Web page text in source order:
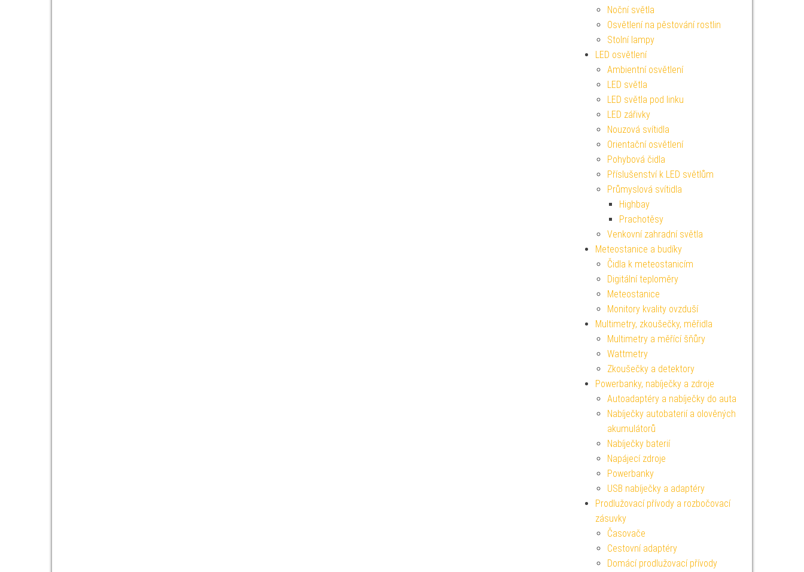
Noční světla
Osvětlení na pěstování rostlin
Stolní lampy
LED osvětlení
Ambientní osvětlení
LED světla
LED světla pod linku
LED zářivky
Nouzová svítidla
Orientační osvětlení
Pohybová čidla
Příslušenství k LED světlům
Průmyslová svítidla
Highbay
Prachotěsy
Venkovní zahradní světla
Meteostanice a budíky
Čidla k meteostanicím
Digitální teploměry
Meteostanice
Monitory kvality ovzduší
Multimetry, zkoušečky, měřidla
Multimetry a měřící šňůry
Wattmetry
Zkoušečky a detektory
Powerbanky, nabíječky a zdroje
Autoadaptéry a nabíječky do auta
Nabíječky autobaterií a olověných
akumulátorů
Nabíječky baterií
Napájecí zdroje
Powerbanky
USB nabíječky a adaptéry
Prodlužovací přívody a rozbočovací
zásuvky
Časovače
Cestovní adaptéry
Domácí prodlužovací přívody